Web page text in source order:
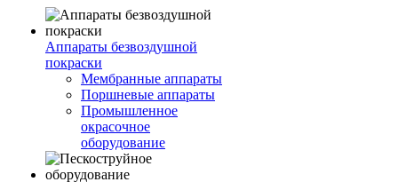
Аппараты безвоздушной
покраски
Мембранные аппараты
Поршневые аппараты
Промышленное
окрасочное
оборудование